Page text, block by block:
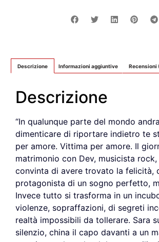
Descrizione Informazioni aggiuntive Recensioni
Descrizione
“In qualunque parte del mondo
dimenticare di riportare indietro te
per amore. Vittima per amore. Il
matrimonio con Dev, musicista rock,
convinta di avere trovato la felicità,
protagonista di un sogno perfetto,
Invece tutto si trasforma in un
violenze, sopraffazioni, di segreti
realtà impossibili da tollerare. Sara
silenzio, china il capo davanti a un